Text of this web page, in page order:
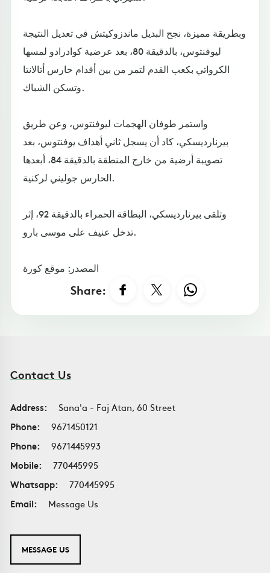
وبطريقة مميزة، نجح البديل ماندزوكيتش في تعديل النتيجة
ليوفنتوس، بالدقيقة 80، بعد عرضية كوادرادو لمسها
الكرواتي بكعب القدم لتمر من بين أقدام حارس أتالانتا
وتسكن الشباك.
واستمر طوفان الهجمات ليوفنتوس، وعن طريق
بيرنارديسكي، كاد أن يسجل ثاني أهداف يوفنتوس، بعد
تصويبة أرضية من خارج المنطقة بالدقيقة 84، أبعدها
الحارس جوليني لركنية.
وتلقى بيرنارديسكي، البطاقة الحمراء بالدقيقة 92، إثر
تدخل عنيف على موسى بارو.
المصدر: موقع كورة
Share:
Contact Us
Address:
Sana'a - Faj Atan, 60 Street
Phone:
9671450121
Phone:
9671445993
Mobile:
770445995
Whatsapp:
770445995
Email:
Message Us
MESSAGE US